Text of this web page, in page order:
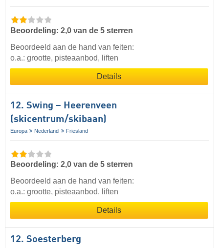
Beoordeling: 2,0 van de 5 sterren
Beoordeeld aan de hand van feiten:
o.a.: grootte, pisteaanbod, liften
Details
12. Swing – Heerenveen
(skicentrum/skibaan)
Europa Nederland Friesland
Beoordeling: 2,0 van de 5 sterren
Beoordeeld aan de hand van feiten:
o.a.: grootte, pisteaanbod, liften
Details
12. Soesterberg